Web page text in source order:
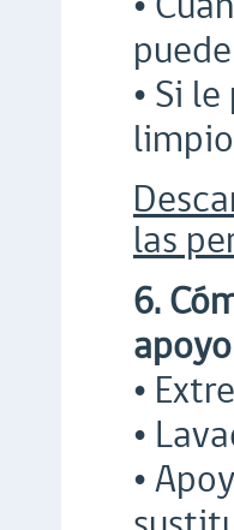
• Si
limpio
las
6.
•
•
•